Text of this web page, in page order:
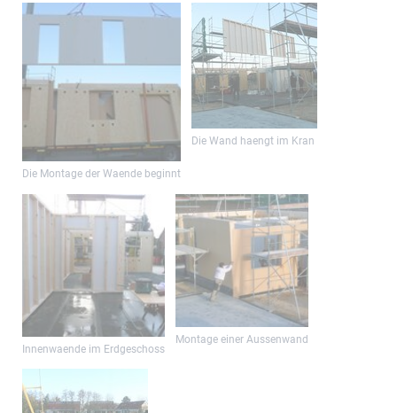
Die Montage der Waende beginnt
Die Wand haengt im Kran
Innenwaende im Erdgeschoss
Montage einer Aussenwand